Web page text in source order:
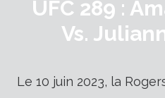
UFC 289 :
Vs.
Le 10 juin 2023, la